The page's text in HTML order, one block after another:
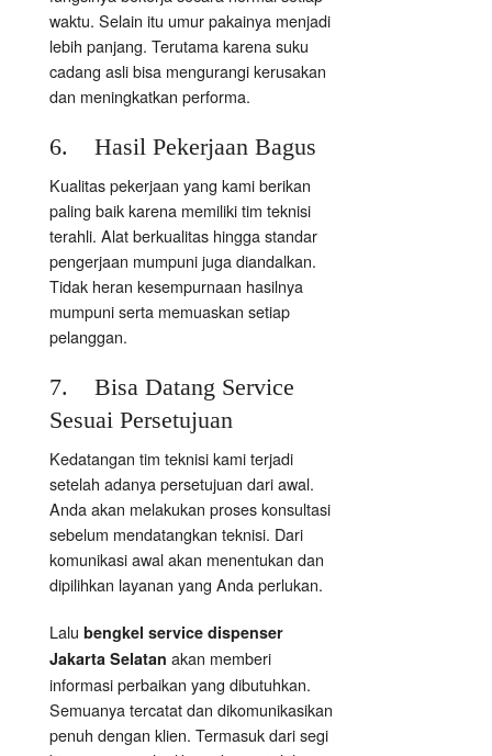
waktu. Selain itu umur pakainya menjadi
lebih panjang. Terutama karena suku
cadang asli bisa mengurangi kerusakan
dan meningkatkan performa.
6. Hasil Pekerjaan Bagus
Kualitas pekerjaan yang kami berikan
paling baik karena memiliki tim teknisi
terahli. Alat berkualitas hingga standar
pengerjaan mumpuni juga diandalkan.
Tidak heran kesempurnaan hasilnya
mumpuni serta memuaskan setiap
pelanggan.
7. Bisa Datang Service
Sesuai Persetujuan
Kedatangan tim teknisi kami terjadi
setelah adanya persetujuan dari awal.
Anda akan melakukan proses konsultasi
sebelum mendatangkan teknisi. Dari
komunikasi awal akan menentukan dan
dipilihkan layanan yang Anda perlukan.
Lalu bengkel service dispenser
Jakarta Selatan akan memberi
informasi perbaikan yang dibutuhkan.
Semuanya tercatat dan dikomunikasikan
penuh dengan klien. Termasuk dari segi